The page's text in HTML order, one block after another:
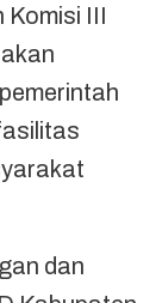
Komisi III
dan